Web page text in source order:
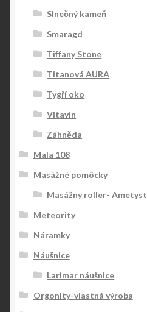
Slnečný kameň
Smaragd
Tiffany Stone
Titanová AURA
Tygří oko
Vltavín
Záhněda
Mala 108
Masážné pomôcky
Masážny roller- Ametyst
Meteority
Náramky
Náušnice
Larimar náušnice
Orgonity-vlastná výroba